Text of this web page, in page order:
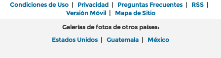
Condiciones de Uso | Privacidad | Preguntas Frecuentes | RSS |
Versión Móvil| Mapa de Sitio
Galerías de fotos de otros países:
Estados Unidos | Guatemala | México